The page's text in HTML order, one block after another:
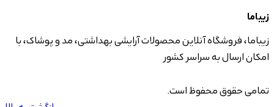
زیباما
زیباما، فروشگاه آنلاین محصولات آرایشی بهداشتی، مد و پوشاک، با
امکان ارسال به سراسر کشور
تمامی حقوق محفوظ است.